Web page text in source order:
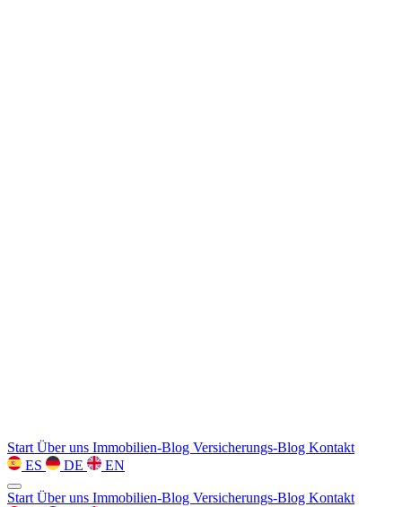
Start Über uns Immobilien-Blog Versicherungs-Blog Kontakt
ES
DE EN
Start Über uns Immobilien-Blog Versicherungs-Blog Kontakt